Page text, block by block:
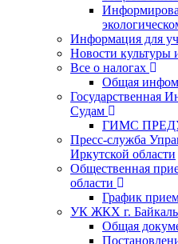
Информация для
Новости культуры
Все о налогах
Общая
Государственная
Судам
ГИМС
Пресс-служба
Иркутской области
Общественная
области
График
УК ЖКХ г.
Общая